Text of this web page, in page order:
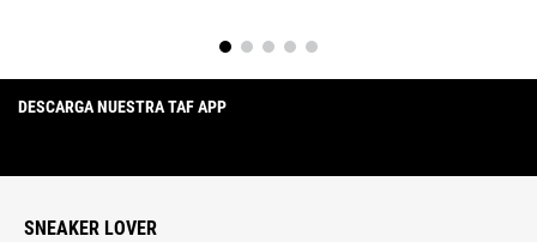
DESCARGA NUESTRA TAF APP
SNEAKER LOVER